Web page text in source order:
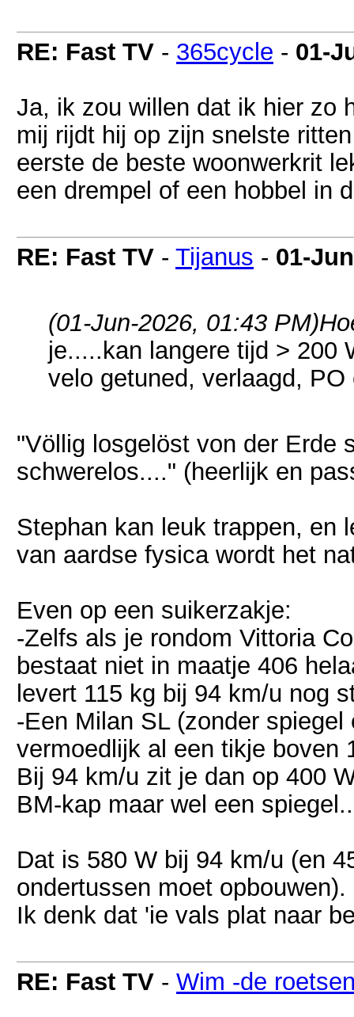
RE: Fast TV - 365cycle - 01-
Ja, ik zou willen dat ik hier zo
mij rijdt hij op zijn snelste
eerste de beste woonwerkrit
een drempel of een hobbel in
RE: Fast TV - Tijanus - 01-
(01-Jun-2026, 01:43 PM)
je.....kan langere tijd > 200
velo getuned, verlaagd,
"Völlig losgelöst von der Erde
schwerelos...." (heerlijk en
Stephan kan leuk trappen, en
van aardse fysica wordt het
Even op een suikerzakje:
-Zelfs als je rondom Vittoria
bestaat niet in maatje 406
levert 115 kg bij 94 km/u nog
-Een Milan SL (zonder
vermoedlijk al een tikje boven
Bij 94 km/u zit je dan op 400
BM-kap maar wel een
Dat is 580 W bij 94 km/u (en
ondertussen moet opbouwen).
Ik denk dat 'ie vals plat naar
RE: Fast TV - Wim -de